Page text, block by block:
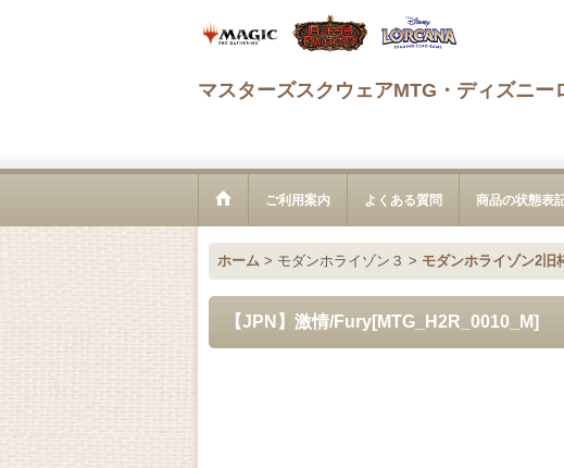
マスターズスクウェアMTG・ディズニー
ご利用案内 よくある質問 商品の状態表
ホーム > モダンホライゾン３ > モダンホライゾン2旧
【JPN】激情/Fury[MTG_H2R_0010_M]